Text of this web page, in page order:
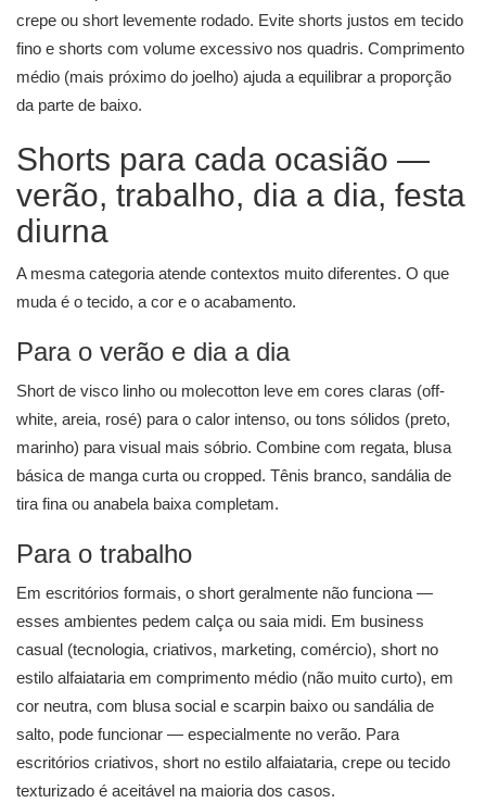
crepe ou short levemente rodado. Evite shorts justos em tecido
fino e shorts com volume excessivo nos quadris. Comprimento
médio (mais próximo do joelho) ajuda a equilibrar a proporção
da parte de baixo.
Shorts para cada ocasião —
verão, trabalho, dia a dia, festa
diurna
A mesma categoria atende contextos muito diferentes. O que
muda é o tecido, a cor e o acabamento.
Para o verão e dia a dia
Short de visco linho ou molecotton leve em cores claras (off-
white, areia, rosé) para o calor intenso, ou tons sólidos (preto,
marinho) para visual mais sóbrio. Combine com regata, blusa
básica de manga curta ou cropped. Tênis branco, sandália de
tira fina ou anabela baixa completam.
Para o trabalho
Em escritórios formais, o short geralmente não funciona —
esses ambientes pedem calça ou saia midi. Em business
casual (tecnologia, criativos, marketing, comércio), short no
estilo alfaiataria em comprimento médio (não muito curto), em
cor neutra, com blusa social e scarpin baixo ou sandália de
salto, pode funcionar — especialmente no verão. Para
escritórios criativos, short no estilo alfaiataria, crepe ou tecido
texturizado é aceitável na maioria dos casos.